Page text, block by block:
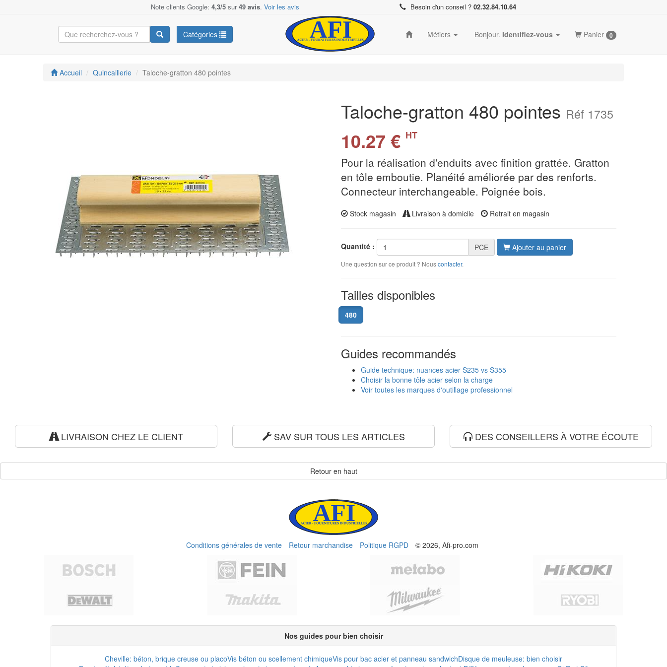
Note clients Google: 4,3/5 sur49 avis. Voir les avis Besoin d'un conseil ? 02.32.84.10.64
Catégories Métiers Bonjour. Identifiez-vous Panier 0
Accueil Quincaillerie Taloche-gratton 480 pointes
Taloche-gratton 480 pointes Réf 1735
10.27 € HT
Pour la réalisation d'enduits avec finition grattée. Gratton
en tôle emboutie. Planéité améliorée par des renforts.
Connecteur interchangeable. Poignée bois.
Stock magasin Livraison à domicile Retrait en magasin
Quantité : PCE Ajouter au panier
Une question sur ce produit ? Nouscontacter.
Tailles disponibles
480
Guides recommandés
Guide technique: nuances acier S235 vs S355
Choisir la bonne tôle acier selon la charge
Voir toutes les marques d'outillage professionnel
LIVRAISON CHEZ LE CLIENT SAV SUR TOUS LES ARTICLES DES CONSEILLERS À VOTRE ÉCOUTE
Retour en haut
Conditions générales de vente Retour marchandise Politique RGPD © 2026, Afi-pro.com
Nos guides pour bien choisir
Cheville: béton, brique creuse ou placoVis béton ou scellement chimiqueVis pour bac acier et panneau sandwichDisque de meuleuse: bien choisir